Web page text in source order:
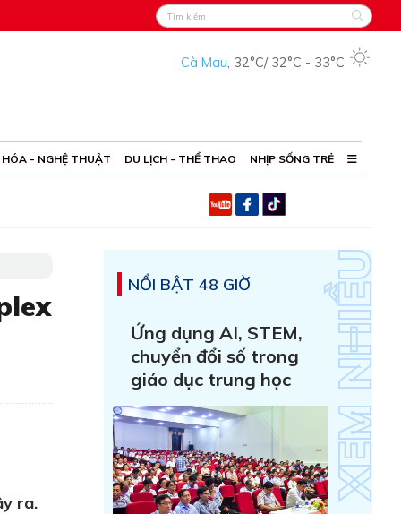
Cà Mau, 32°C/ 32°C - 33°C
- NGHỆ THUẬT DU LỊCH - THỂ THAO NHỊP SỐNG TRẺ
ra.
NỔI BẬT 48 GIỜ
Ứng dụng AI, STEM,
chuyển đổi số trong
giáo dục trung học